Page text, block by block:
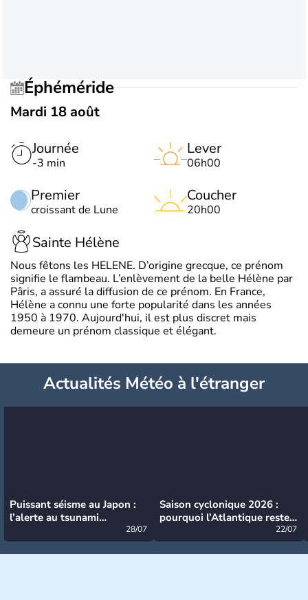
Éphéméride
Mardi 18 août
Journée
-3 min
Premier
croissant de Lune
Lever
06h00
Coucher
20h00
Sainte Hélène
Nous fêtons les HELENE. D’origine grecque, ce prénom
signifie le flambeau. L’enlèvement de la belle Hélène par
Pâris, a assuré la diffusion de ce prénom. En France,
Hélène a connu une forte popularité dans les années
1950 à 1970. Aujourd'hui, il est plus discret mais
demeure un prénom classique et élégant.
Actualités Météo à l'étranger
Puissant séisme au Japon :
l’alerte au tsunami
28/07
Saison cyclonique 2026 :
pourquoi l’Atlantique reste
22/07